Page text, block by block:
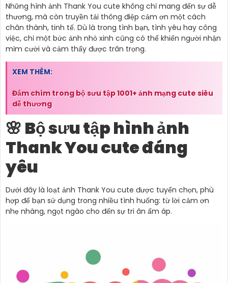
Những hình ảnh Thank You cute không chỉ mang đến sự dễ
thương, mà còn truyền tải thông điệp cảm ơn một cách
chân thành, tinh tế. Dù là trong tình bạn, tình yêu hay công
việc, chỉ một bức ảnh nhỏ xinh cũng có thể khiến người nhận
mỉm cười và cảm thấy được trân trọng.
XEM THÊM:
Đắm chìm trong bộ sưu tập 1001+ ảnh mạng cute siêu
dễ thương
🌸 Bộ sưu tập hình ảnh
Thank You cute đáng
yêu
Dưới đây là loạt ảnh Thank You cute được tuyển chọn, phù
hợp để bạn sử dụng trong nhiều tình huống: từ lời cảm ơn
nhẹ nhàng, ngọt ngào cho đến sự tri ân ấm áp.